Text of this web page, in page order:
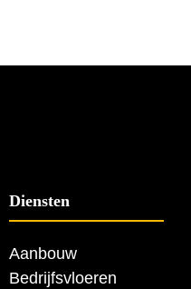
Diensten
Aanbouw
Bedrijfsvloeren